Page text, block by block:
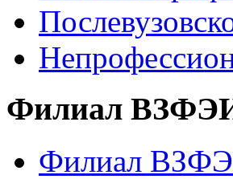
Филиал ВЗФЭИ
Филиал